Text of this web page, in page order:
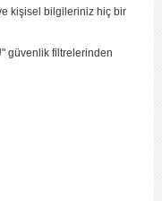
kişisel bilgileriniz hiç bir
güvenlik filtrelerinden